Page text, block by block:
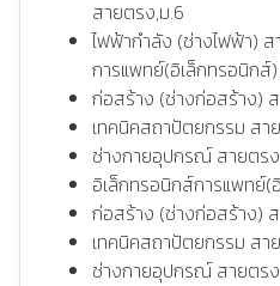
สายตรง,ม.6
ไฟฟ้ากำลัง (ช่างไฟฟ้า)
การแพทย์(อิเล็กทรอนิกส์
ก่อสร้าง (ช่างก่อสร้าง)
เทคนิคสถาปัตยกรรม สา
ช่างกายอุปกรณ์ สายตร
อิเล็กทรอนิกส์การแพทย์
ก่อสร้าง (ช่างก่อสร้าง)
เทคนิคสถาปัตยกรรม สา
ช่างกายอุปกรณ์ สายตร